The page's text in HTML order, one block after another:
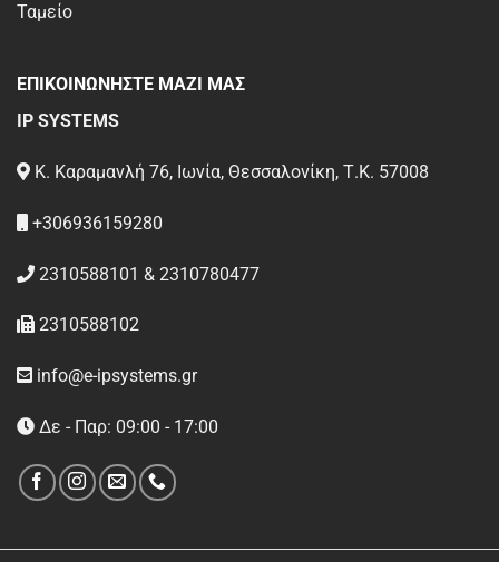
Ταμείο
ΕΠΙΚΟΙΝΩΝΗΣΤΕ ΜΑΖΙ ΜΑΣ
IP SYSTEMS
Κ. Καραμανλή 76, Ιωνία, Θεσσαλονίκη, Τ.Κ. 57008
+306936159280
2310588101 & 2310780477
2310588102
info@e-ipsystems.gr
Δε - Παρ: 09:00 - 17:00